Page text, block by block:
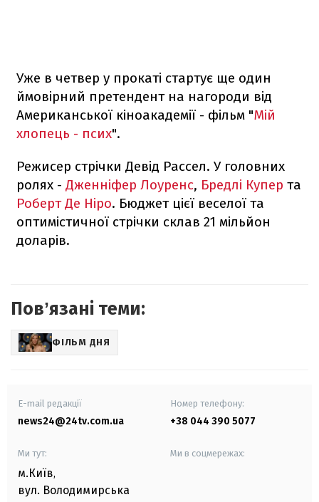
Уже в четвер у прокаті стартує ще один
ймовірний претендент на нагороди від
Американської кіноакадемії - фільм "Мій
хлопець - псих".
Режисер стрічки Девід Рассел. У головних
ролях - Дженніфер Лоуренс, Бредлі Купер та
Роберт Де Ніро. Бюджет цієї веселої та
оптимістичної стрічки склав 21 мільйон
доларів.
Повʼязані теми:
ФІЛЬМ ДНЯ
E-mail редакції
news24@24tv.com.ua
Номер телефону:
+38 044 390 5077
Ми тут:
м.Київ,
вул. Володимирська
Ми в соцмережах: